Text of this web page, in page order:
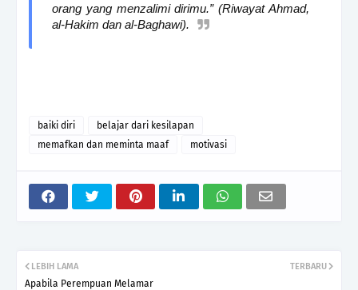
orang yang menzalimi dirimu.” (Riwayat Ahmad,
al-Hakim dan al-Baghawi).
baiki diri
belajar dari kesilapan
memafkan dan meminta maaf
motivasi
TERBARU
LEBIH LAMA
Apabila Perempuan Melamar